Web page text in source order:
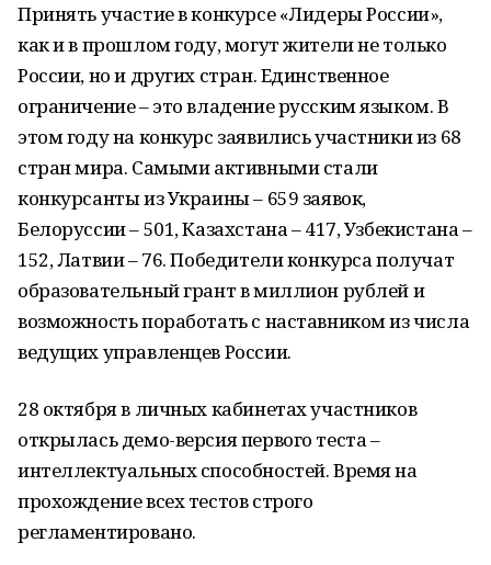
Принять участие в конкурсе «Лидеры России»,
как и в прошлом году, могут жители не только
России, но и других стран. Единственное
ограничение – это владение русским языком. В
этом году на конкурс заявились участники из 68
стран мира. Самыми активными стали
конкурсанты из Украины – 659 заявок,
Белоруссии – 501, Казахстана – 417, Узбекистана –
152, Латвии – 76. Победители конкурса получат
образовательный грант в миллион рублей и
возможность поработать с наставником из числа
ведущих управленцев России.
28 октября в личных кабинетах участников
открылась демо-версия первого теста –
интеллектуальных способностей. Время на
прохождение всех тестов строго
регламентировано.